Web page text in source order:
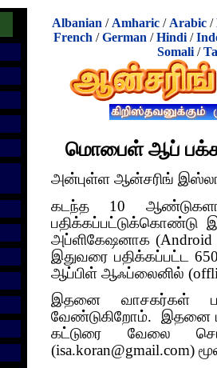
Albanian / Amharic / Arabic /
French /German /Hindi /
Somali/
மொபைள் ஆப் பக்கம்
அன்புள்ள ஆன்சரிங்
கடந்த 10
அப்ளிகேஷனாக (Android
இதுவரை பதிக்கப்பட்ட
ஆப்பிள் ஆஃப்லைனில்
இதனை வாசகர்கள்
வேண்டுகிறோம். இதனை
கட்டுரை வேலை
(isa.koran@gmail.com)